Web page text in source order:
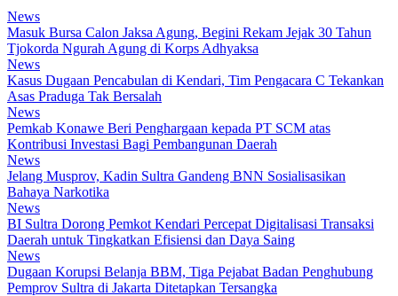
News
Masuk Bursa Calon Jaksa Agung, Begini Rekam Jejak 30 Tahun
Tjokorda Ngurah Agung di Korps Adhyaksa
News
Kasus Dugaan Pencabulan di Kendari, Tim Pengacara C Tekankan
Asas Praduga Tak Bersalah
News
Pemkab Konawe Beri Penghargaan kepada PT SCM atas
Kontribusi Investasi Bagi Pembangunan Daerah
News
Jelang Musprov, Kadin Sultra Gandeng BNN Sosialisasikan
Bahaya Narkotika
News
BI Sultra Dorong Pemkot Kendari Percepat Digitalisasi Transaksi
Daerah untuk Tingkatkan Efisiensi dan Daya Saing
News
Dugaan Korupsi Belanja BBM, Tiga Pejabat Badan Penghubung
Pemprov Sultra di Jakarta Ditetapkan Tersangka